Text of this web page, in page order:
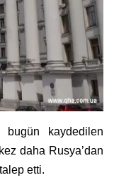
bugün kaydedilen
daha Rusya’dan
etti.